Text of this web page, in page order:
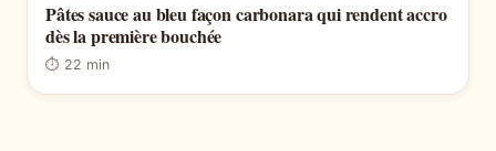
Pâtes sauce au bleu façon carbonara qui rendent accro
dès la première bouchée
⏱ 22 min